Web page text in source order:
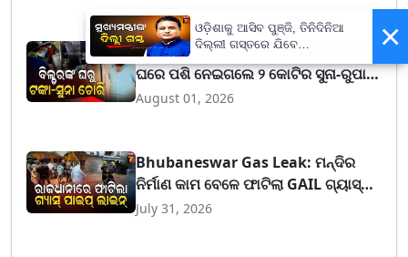
ପୋଲିସକୁ ଅପରାଧୀଙ୍କ ଖୋଲା ଚ୍ୟାଲେଞ୍ଜ,
ଘରେ ପଶି ନେଇଗଲେ ୨ କୋଟିର ସୁନା-ରୁପା
ଅଳଙ୍କାର
August 01, 2026
Bhubaneswar Gas Leak: ମନ୍ଦିର
ନିର୍ମାଣ କାମ ବେଳେ ଫାଟିଲା GAIL ଗ୍ୟାସ୍
ପାଇପ୍ ଲାଇନ୍, ୪୦ ମିନିଟ୍ ଧରି ଗ୍ୟାସ୍ ଲିକ୍
July 31, 2026
×
ଓଡ଼ିଶାକୁ ଆସିବ ପୁଞ୍ଜି, ତିନିଦିନିଆ
ଦିଲ୍ଲୀ ଗସ୍ତରେ ଯିବେ